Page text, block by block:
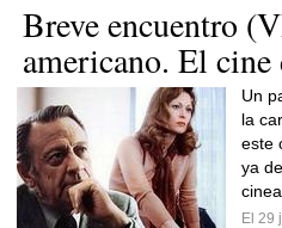
Breve encuentro
americano. El
Un
la
este
ya
El 29